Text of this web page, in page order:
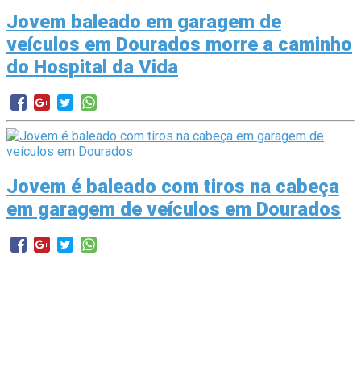
Jovem baleado em garagem de
veículos em Dourados morre a caminho
do Hospital da Vida
Jovem é baleado com tiros na cabeça
em garagem de veículos em Dourados